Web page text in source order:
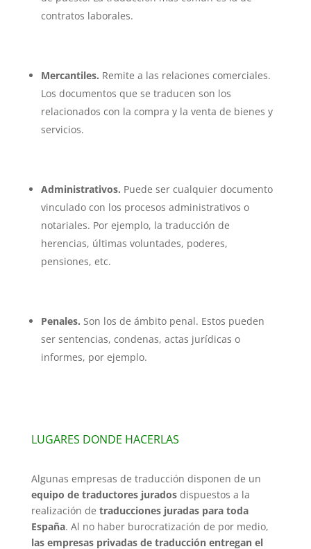
contratos laborales.
Mercantiles. Remite a las relaciones comerciales.
Los documentos que se traducen son los
relacionados con la compra y la venta de bienes y
servicios.
Administrativos. Puede ser cualquier documento
vinculado con los procesos administrativos o
notariales. Por ejemplo, la traducción de
herencias, últimas voluntades, poderes,
pensiones, etc.
Penales. Son los de ámbito penal. Estos pueden
ser sentencias, condenas, actas jurídicas o
informes, por ejemplo.
LUGARES DONDE HACERLAS
Algunas empresas de traducción disponen de un
equipo de traductores juradosdispuestos a la
realización de traducciones juradas para toda
España. Al no haber burocratización de por medio,
las empresas privadas de traducción entregan el